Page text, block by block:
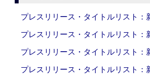
プレスリリース・タイトルリスト
プレスリリース・タイトルリスト
プレスリリース・タイトルリスト
プレスリリース・タイトルリスト